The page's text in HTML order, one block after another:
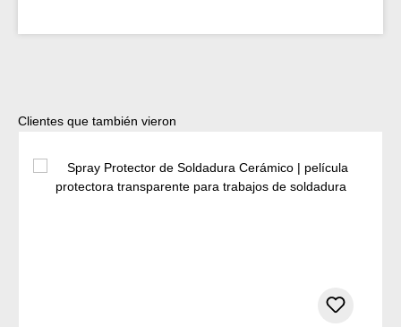
Omitir la galería de productos
Clientes que también vieron